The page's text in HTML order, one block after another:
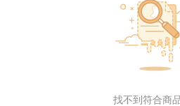
找不到符合商